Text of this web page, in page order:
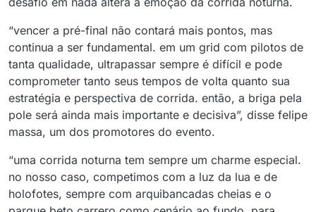
“vencer a pré-final não contará mais pontos, mas
continua a ser fundamental. em um grid com pilotos de
tanta qualidade, ultrapassar sempre é difícil e pode
comprometer tanto seus tempos de volta quanto sua
estratégia e perspectiva de corrida. então, a briga pela
pole será ainda mais importante e decisiva”, disse felipe
massa, um dos promotores do evento.
“uma corrida noturna tem sempre um charme especial.
no nosso caso, competimos com a luz da lua e de
holofotes, sempre com arquibancadas cheias e o